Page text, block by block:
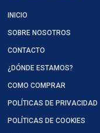
INICIO
SOBRE NOSOTROS
CONTACTO
¿DÓNDE ESTAMOS?
COMO COMPRAR
POLÍTICAS DE PRIVACIDAD
POLÍTICAS DE COOKIES